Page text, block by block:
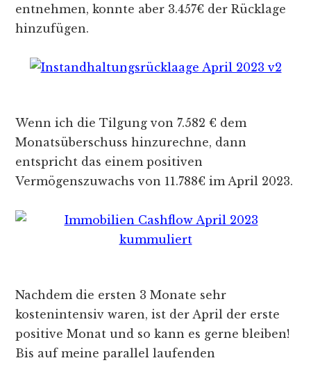
entnehmen, konnte aber 3.457€ der Rücklage
hinzufügen.
Wenn ich die Tilgung von 7.582 € dem
Monatsüberschuss hinzurechne, dann
entspricht das einem positiven
Vermögenszuwachs von 11.788€ im April 2023.
Nachdem die ersten 3 Monate sehr
kostenintensiv waren, ist der April der erste
positive Monat und so kann es gerne bleiben!
Bis auf meine parallel laufenden